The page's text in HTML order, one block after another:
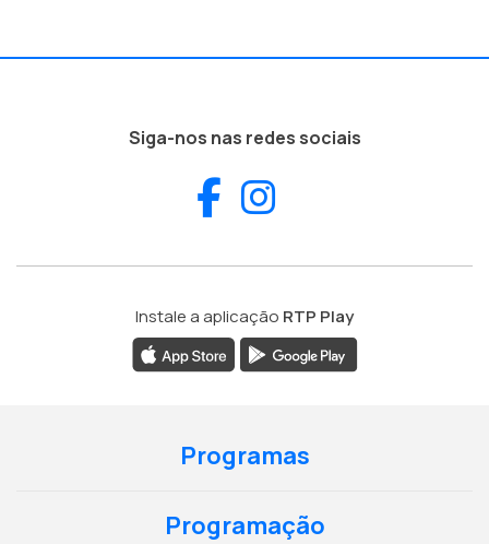
Siga-nos nas redes sociais
Facebook
Instale a aplicação RTP Play
Programas
Programação